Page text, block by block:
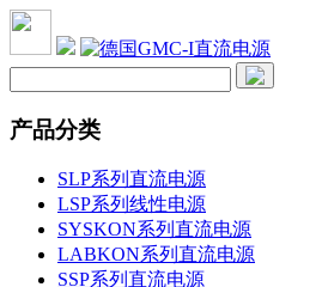
产品分类
SLP系列直流电源
LSP系列线性电源
SYSKON系列直流电源
LABKON系列直流电源
SSP系列直流电源